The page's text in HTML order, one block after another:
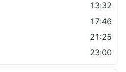
13:32
17:46
21:25
23:00